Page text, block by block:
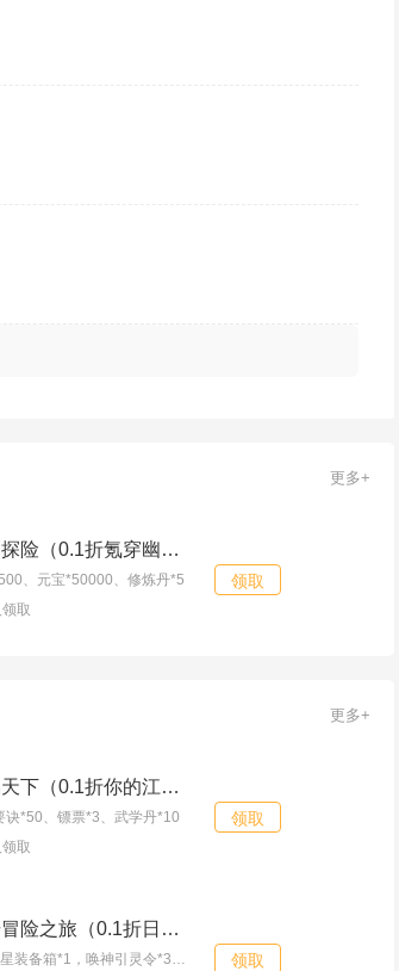
更多+
金币探险（0.1折氪穿幽冥乱世）新手礼包
、元宝*50000、修炼丹*5
取
领取
更多+
侠侣天下（0.1折你的江湖）特权礼包
诀*50、镖票*3、武学丹*10
取
领取
点击冒险之旅（0.1折日增百抽福利版）特权礼包
领取
08-08 09:00
日6480双倍版）
无双小师妹（0.05 双线14服
代金免充版）
奇缘幻境（0.1折巾
双线4服